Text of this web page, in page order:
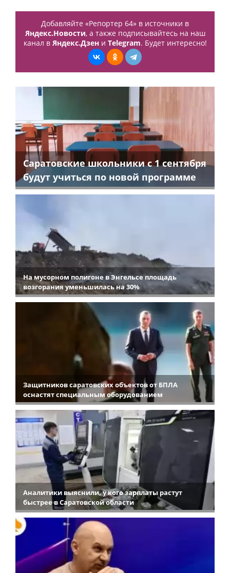
Добавляйте «Репортер 64» в источники в
Яндекс.Новости, а также подписывайтесь на наш
канал в Яндекс.Дзени Telegram. Будет интересно!
Саратовские школьники с 1 сентября
будут учиться по новой программе
На мусорном полигоне в Энгельсе площадь
возгорания уменьшилась на 30%
Защитников саратовских объектов от БПЛА
оснастят специальным оборудованием
Аналитики выяснили, у кого зарплаты растут
быстрее в Саратовской области